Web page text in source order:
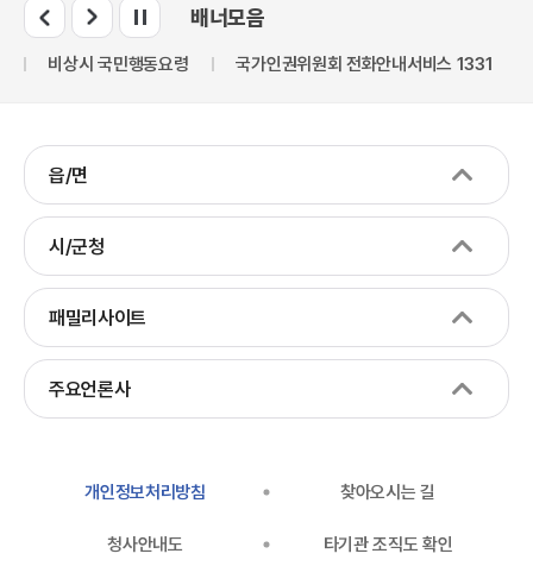
배너모음
비상시 국민행동요령 국가인권위원회 전화안내서비스 1331
읍/면
시/군청
패밀리사이트
주요언론사
개인정보처리방침 찾아오시는 길
청사안내도 타기관 조직도 확인